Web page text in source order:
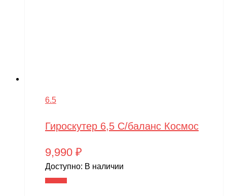
6.5
Гироскутер 6,5 С/баланс Космос
9,990 ₽
Доступно: В наличии